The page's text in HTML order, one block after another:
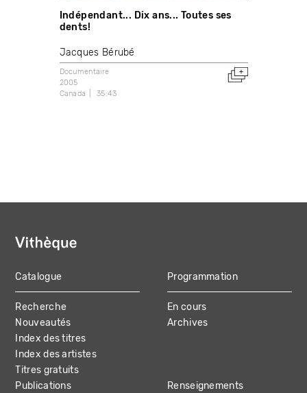
Indépendant... Dix ans... Toutes ses
dents!
Jacques Bérubé
Documentaire
2005
Canada
35:43
MAIN
NAVIGATION
Catalogue
Recherche
Nouveautés
Index des titres
Index des artistes
Titres gratuits
Programmation
En cours
Archives
Publications Renseignements